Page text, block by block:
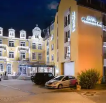
Vorheriges Bild